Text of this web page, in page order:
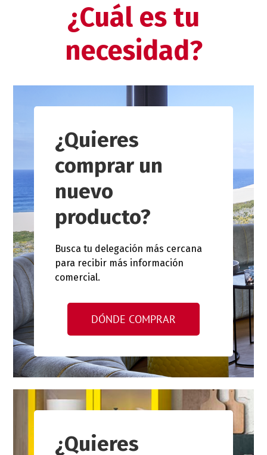
¿Cuál es tu
necesidad?
¿Quieres
comprar un
nuevo
producto?
Busca tu delegación más cercana
para recibir más información
comercial.
DÓNDE COMPRAR
¿Quieres